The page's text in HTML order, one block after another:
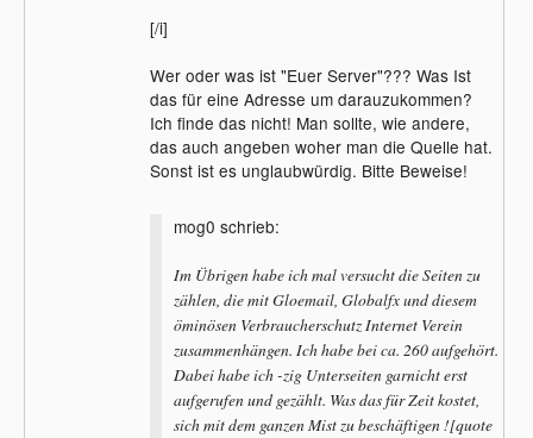
[/i]
Wer oder was ist "Euer Server"??? Was Ist
das für eine Adresse um darauzukommen?
Ich finde das nicht! Man sollte, wie andere,
das auch angeben woher man die Quelle hat.
Sonst ist es unglaubwürdig. Bitte Beweise!
mog0 schrieb:
Im Übrigen habe ich mal versucht die Seiten zu
zählen, die mit Gloemail, Globalfx und diesem
öminösen Verbraucherschutz Internet Verein
zusammenhängen. Ich habe bei ca. 260 aufgehört.
Dabei habe ich -zig Unterseiten garnicht erst
aufgerufen und gezählt. Was das für Zeit kostet,
sich mit dem ganzen Mist zu beschäftigen ![quote